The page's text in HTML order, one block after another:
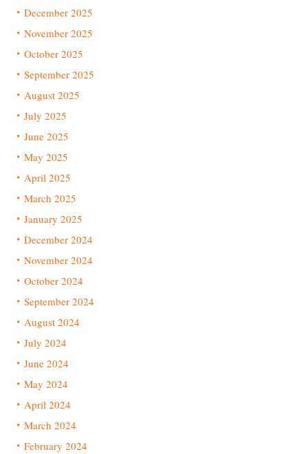
December 2025
November 2025
October 2025
September 2025
August 2025
July 2025
June 2025
May 2025
April 2025
March 2025
January 2025
December 2024
November 2024
October 2024
September 2024
August 2024
July 2024
June 2024
May 2024
April 2024
March 2024
February 2024